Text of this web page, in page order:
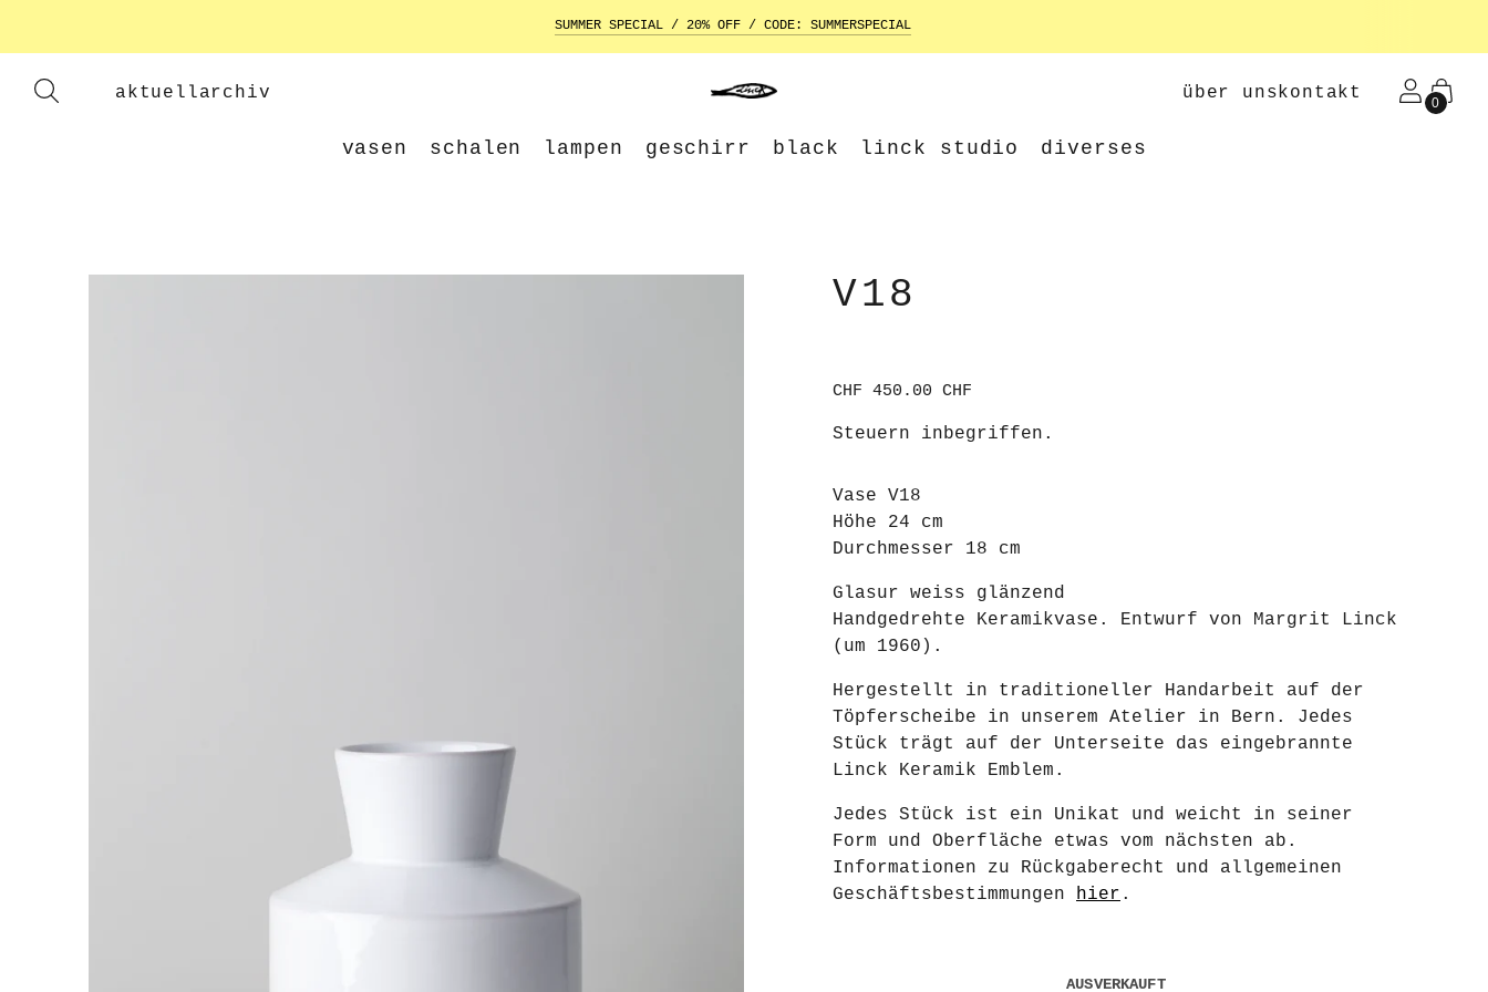
SUMMER SPECIAL / 20% OFF / CODE: SUMMERSPECIAL
aktuellarchiv über unskontakt 0
vasen schalen lampen geschirr black linck studio diverses
V18
CHF 450.00 CHF
Regulärer
Steuern inbegriffen.
Vase V18
Höhe 24 cm
Durchmesser 18 cm
Glasur weiss glänzend
Handgedrehte Keramikvase. Entwurf von Margrit Linck
(um 1960).
Hergestellt in traditioneller Handarbeit auf der
Töpferscheibe in unserem Atelier in Bern. Jedes
Stück trägt auf der Unterseite das eingebrannte
Linck Keramik Emblem.
Jedes Stück ist ein Unikat und weicht in seiner
Form und Oberfläche etwas vom nächsten ab.
Informationen zu Rückgaberecht und allgemeinen
Geschäftsbestimmungen hier .
AUSVERKAUFT